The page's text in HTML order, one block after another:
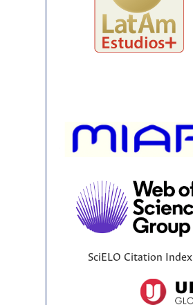
SciELO Citation Index